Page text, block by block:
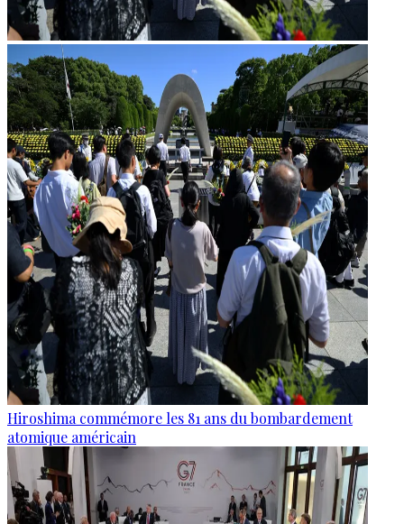
Hiroshima commémore les 81 ans du bombardement
atomique américain